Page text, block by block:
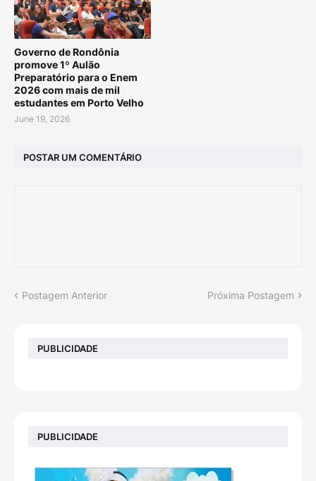
Governo de Rondônia
promove 1º Aulão
Preparatório para o Enem
2026 com mais de mil
estudantes em Porto Velho
June 19, 2026
POSTAR UM COMENTÁRIO
Postagem Anterior Próxima Postagem
PUBLICIDADE
PUBLICIDADE